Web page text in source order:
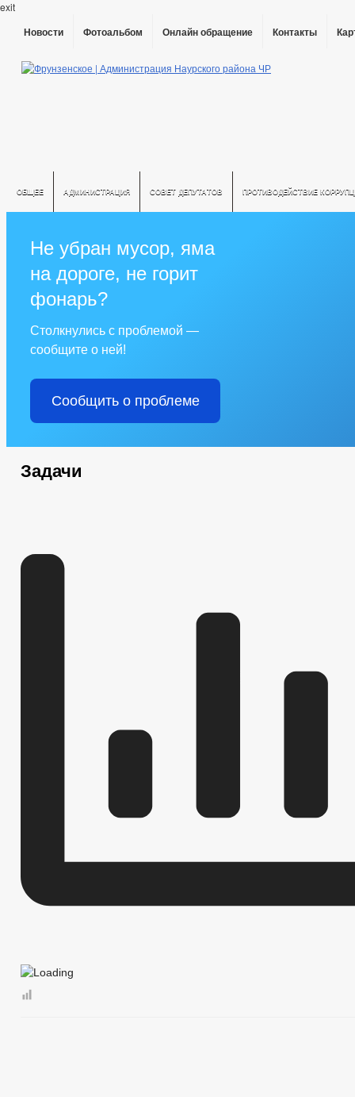
exit
Новости Фотоальбом Онлайн обращение Контакты
ОБЩЕЕ АДМИНИСТРАЦИЯ СОВЕТ ДЕПУТАТОВ ПРОТИВОДЕЙСТВИЕ
Не убран мусор, яма
на дороге, не горит
фонарь?
Столкнулись с проблемой —
сообщите о ней!
Сообщить о проблеме
Задачи